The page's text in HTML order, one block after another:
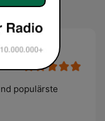
populärste